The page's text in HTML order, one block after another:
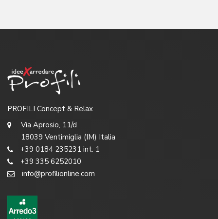
PROFILI Concept & Relax
Via Aprosio, 11/d
18039 Ventimiglia (IM) Italia
+39 0184 235231 int. 1
+39 335 6252010
info@profilionline.com